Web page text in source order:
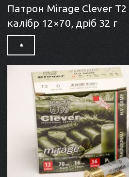
Патрон Mirage Clever
калібр 12×70, дріб 32 г